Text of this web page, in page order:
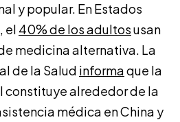
y popular. En Estados
el 40% de los adultosusan
medicina alternativa. La
de la Salud informaque la
alrededor de la
médica en China y